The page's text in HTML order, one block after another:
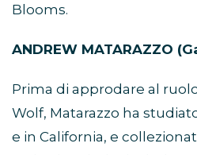
Blooms.
ANDREW MATARAZZO
Prima di approdare al
Wolf, Matarazzo ha
e in California, e